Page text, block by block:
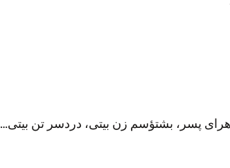
پسر، بشتؤسم زن بیتی، دردسر تن بیتی…